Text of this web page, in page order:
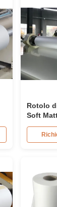
Rotolo
Soft
multipla